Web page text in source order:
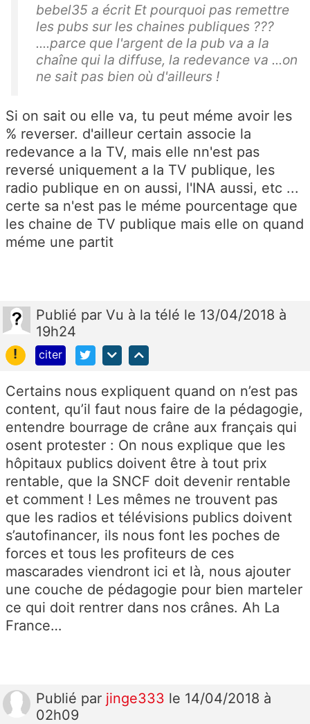
bebel35 a écrit Et pourquoi pas remettre
les pubs sur les chaines publiques ???
....parce que l'argent de la pub va a la
chaîne qui la diffuse, la redevance va ...on
ne sait pas bien où d'ailleurs !
Si on sait ou elle va, tu peut méme avoir les
% reverser. d'ailleur certain associe la
redevance a la TV, mais elle nn'est pas
reversé uniquement a la TV publique, les
radio publique en on aussi, l'INA aussi, etc ...
certe sa n'est pas le méme pourcentage que
les chaine de TV publique mais elle on quand
méme une partit
Publié par Vu à la télé le 13/04/2018 à
19h24
!
citer
Certains nous expliquent quand on n’est pas
content, qu’il faut nous faire de la pédagogie,
entendre bourrage de crâne aux français qui
osent protester : On nous explique que les
hôpitaux publics doivent être à tout prix
rentable, que la SNCF doit devenir rentable
et comment ! Les mêmes ne trouvent pas
que les radios et télévisions publics doivent
s’autofinancer, ils nous font les poches de
forces et tous les profiteurs de ces
mascarades viendront ici et là, nous ajouter
une couche de pédagogie pour bien marteler
ce qui doit rentrer dans nos crânes. Ah La
France…
Publié par jinge333 le 14/04/2018 à
02h09